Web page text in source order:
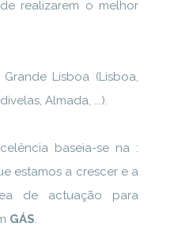
realizarem o melhor
Lisboa (Lisboa,
Almada, ...).
baseia-se na :
estamos a crescer e a
de actuação para
GÁS